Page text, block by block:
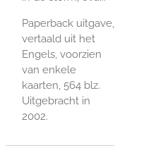
Paperback uitgave,
vertaald uit het
Engels, voorzien
van enkele
kaarten, 564 blz.
Uitgebracht in
2002.